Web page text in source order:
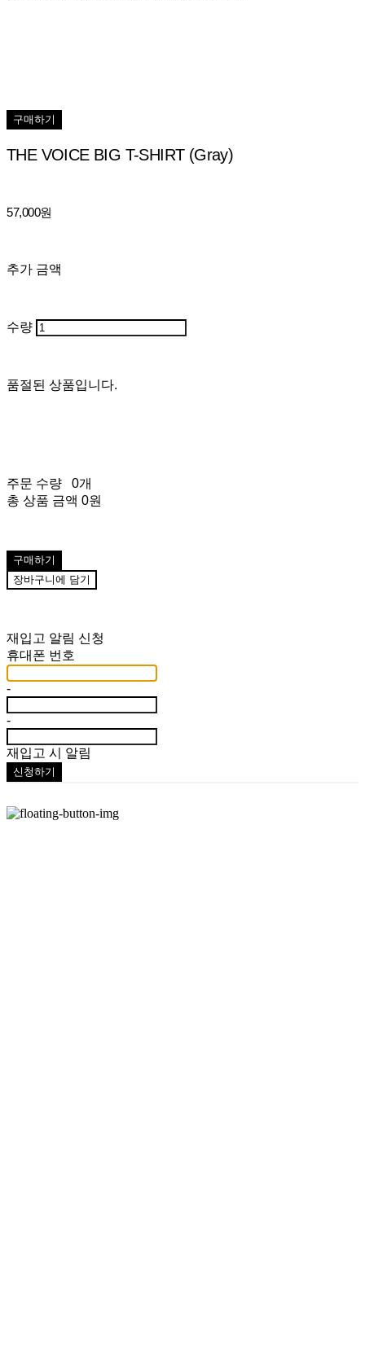
구매하기
THE VOICE BIG T-SHIRT (Gray)
57,000원
추가 금액
수량
품절된 상품입니다.
주문 수량
0개
총 상품 금액 0원
구매하기
장바구니에 담기
재입고 알림 신청
휴대폰 번호
-
-
재입고 시 알림
신청하기